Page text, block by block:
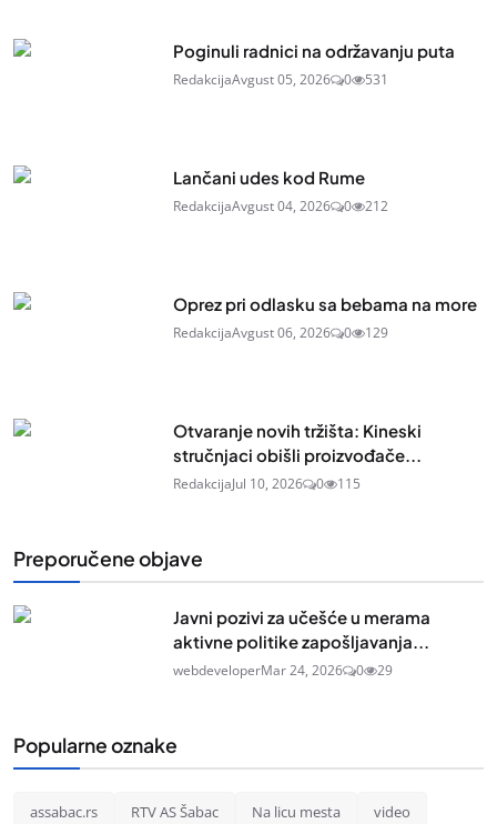
Poginuli radnici na održavanju puta
RedakcijaAvgust 05, 2026 0 531
Lančani udes kod Rume
RedakcijaAvgust 04, 2026 0 212
Oprez pri odlasku sa bebama na more
RedakcijaAvgust 06, 2026 0 129
Otvaranje novih tržišta: Kineski
stručnjaci obišli proizvođače...
RedakcijaJul 10, 2026 0 115
Preporučene objave
Javni pozivi za učešće u merama
aktivne politike zapošljavanja...
webdeveloperMar 24, 2026 0 29
Popularne oznake
assabac.rs RTV AS Šabac Na licu mesta video